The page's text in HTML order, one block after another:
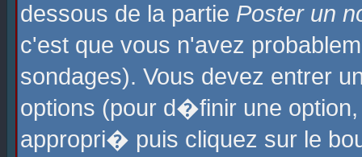
dessous de la partie Poster un
c'est que vous n'avez
sondages). Vous devez entrer
options (pour d�finir une
appropri� puis cliquez sur le